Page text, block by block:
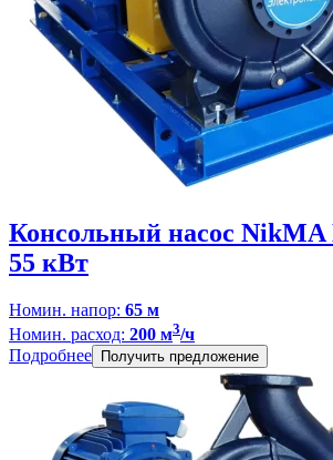
Консольный насос NikMA
55 кВт
Номин. напор: 65 м
Номин. расход: 200 м3/ч
Подробнее
Получить предложение